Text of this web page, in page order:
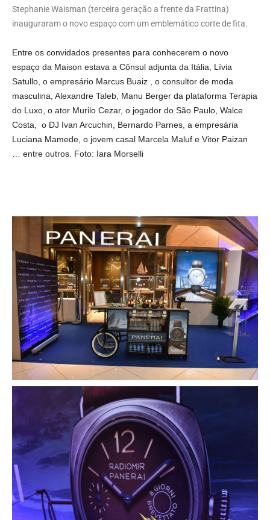
Stephanie Waisman (terceira geração a frente da Frattina)
inauguraram o novo espaço com um emblemático corte de fita.
Entre os convidados presentes para conhecerem o novo
espaço da Maison estava a Cônsul adjunta da Itália, Lívia
Satullo, o empresário Marcus Buaiz , o consultor de moda
masculina, Alexandre Taleb, Manu Berger da plataforma Terapia
do Luxo, o ator Murilo Cezar, o jogador do São Paulo, Walce
Costa, o DJ Ivan Arcuchin, Bernardo Parnes, a empresária
Luciana Mamede, o jovem casal Marcela Maluf e Vitor Paizan
… entre outros. Foto: Iara Morselli